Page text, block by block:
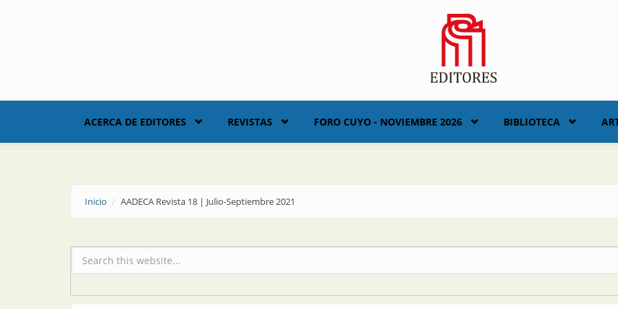
ACERCA DE EDITORES REVISTAS FORO CUYO - NOVIEMBRE 2026 BIBLIOTECA
Inicio AADECA Revista 18 | Julio-Septiembre 2021
Formulario de búsqueda